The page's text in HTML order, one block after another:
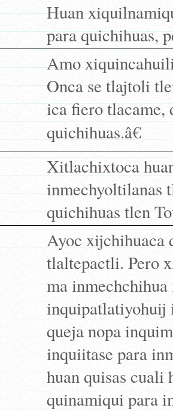
Huan
para quichihuas,
Amo
Onca se tlajtoli
ica fiero tlacame,
quichihuas.â€
Xitlachixtoca
inmechyoltilanas
quichihuas tlen
Ayoc xijchihuaca
tlaltepactli. Pero
ma
inquipatlatiyohuij
queja nopa
inquiitase para
huan quisas cuali
quinamiqui para